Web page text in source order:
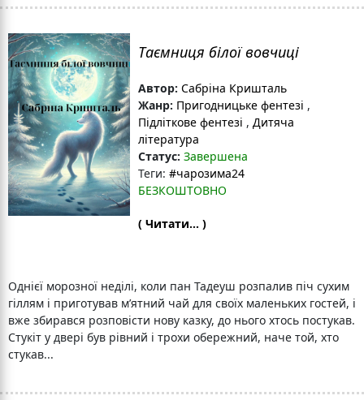
Таємниця білої вовчиці
Автор: Сабріна Кришталь
Жанр: Пригодницьке фентезі ,
Підліткове фентезі , Дитяча
література
Статус: Завершена
Теги: #чарозима24
БЕЗКОШТОВНО
( Читати... )
Однієї морозної неділі, коли пан Тадеуш розпалив піч сухим
гіллям і приготував м’ятний чай для своїх маленьких гостей, і
вже збирався розповісти нову казку, до нього хтось постукав.
Стукіт у двері був рівний і трохи обережний, наче той, хто
стукав...